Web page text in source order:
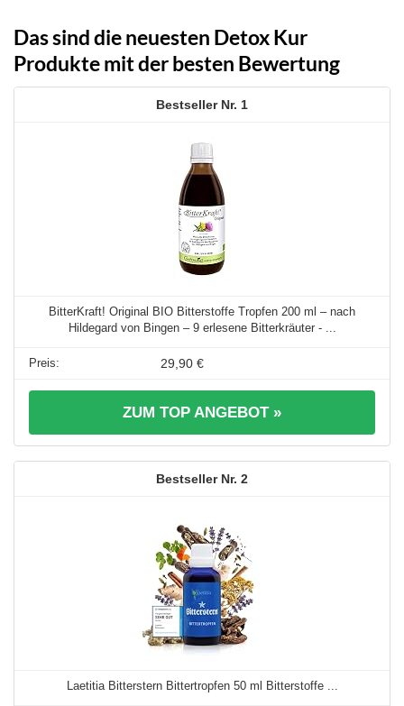
Das sind die neuesten Detox Kur
Produkte mit der besten Bewertung
1
BitterKraft! Original BIO Bitterstoffe Tropfen 200 ml – nach
Hildegard von Bingen – 9 erlesene Bitterkräuter - ...
29,90 €
ZUM TOP ANGEBOT »
2
Laetitia Bitterstern Bittertropfen 50 ml Bitterstoffe ...